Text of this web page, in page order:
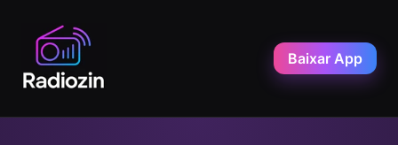
Baixar App